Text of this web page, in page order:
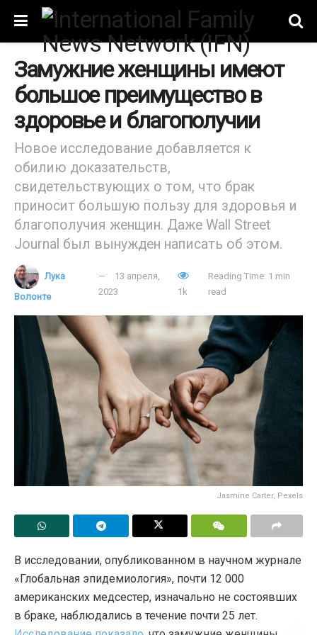
Замужние женщины имеют
большое преимущество в
здоровье и благополучии
Новое исследование добавляется к
обилию доказательств,
свидетельствующих о том, что брак
приносит большую пользу для здоровья и
благополучия женщин. Даже Wall Street
Journal был вынужден написать об этом.
Лука
Волонте
13 апреля,
2023
1k
Reading Time: 1 min
read
Jasmine Carter, Pexels
В исследовании, опубликованном в научном журнале
«Глобальная эпидемиология», почти 12 000
американских медсестер, изначально не состоявших
в браке, наблюдались в течение почти 25 лет.